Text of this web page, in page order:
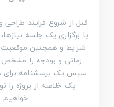
قبل از شروع فرایند طراحی
با برگزاری یک جلسه
شرایط و همچنین
زمانی و بودجه را
سپس یک پرسشنامه برای
یک خلاصه از پروژه را
خواهیم